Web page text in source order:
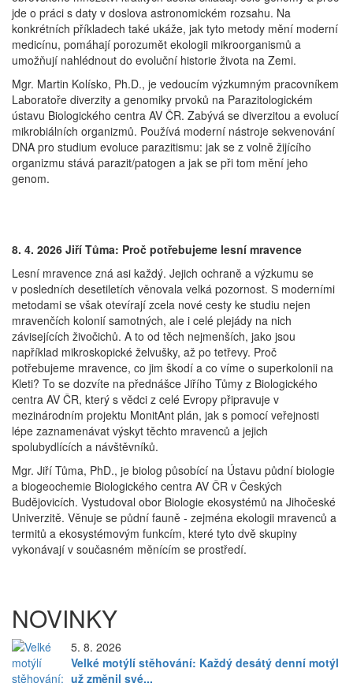
jde o práci s daty v doslova astronomickém rozsahu. Na
konkrétních příkladech také ukáže, jak tyto metody mění moderní
medicínu, pomáhají porozumět ekologii mikroorganismů a
umožňují nahlédnout do evoluční historie života na Zemi.
Mgr. Martin Kolísko, Ph.D., je vedoucím výzkumným pracovníkem
Laboratoře diverzity a genomiky prvoků na Parazitologickém
ústavu Biologického centra AV ČR. Zabývá se diverzitou a evolucí
mikrobiálních organizmů. Používá moderní nástroje sekvenování
DNA pro studium evoluce parazitismu: jak se z volně žijícího
organizmu stává parazit/patogen a jak se při tom mění jeho
genom.
8. 4. 2026 Jiří Tůma: Proč potřebujeme lesní mravence
Lesní mravence zná asi každý. Jejich ochraně a výzkumu se
v posledních desetiletích věnovala velká pozornost. S moderními
metodami se však otevírají zcela nové cesty ke studiu nejen
mravenčích kolonií samotných, ale i celé plejády na nich
závisejících živočichů. A to od těch nejmenších, jako jsou
například mikroskopické želvušky, až po tetřevy. Proč
potřebujeme mravence, co jim škodí a co víme o superkolonii na
Kleti? To se dozvíte na přednášce Jiřího Tůmy z Biologického
centra AV ČR, který s vědci z celé Evropy připravuje v
mezinárodním projektu MonitAnt plán, jak s pomocí veřejnosti
lépe zaznamenávat výskyt těchto mravenců a jejich
spolubydlících a návštěvníků.
Mgr. Jiří Tůma, PhD., je biolog působící na Ústavu půdní biologie
a biogeochemie Biologického centra AV ČR v Českých
Budějovicích. Vystudoval obor Biologie ekosystémů na Jihočeské
Univerzitě. Věnuje se půdní fauně - zejména ekologii mravenců a
termitů a ekosystémovým funkcím, které tyto dvě skupiny
vykonávají v současném měnícím se prostředí.
NOVINKY
5. 8. 2026
Velké motýlí stěhování: Každý desátý denní motýl
už změnil své...